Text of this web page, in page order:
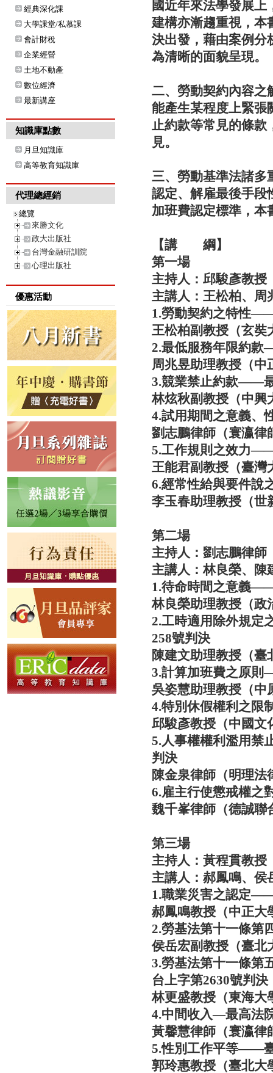
經典深化課
大學課堂/私慕課
會計財稅
企業經營
土地不動產
數位經濟
最新講座
知識庫點數
月旦知識庫
高等教育知識庫
代理總經銷
總覽
來勝文化
政大出版社
台灣金融研訓院
心理出版社
優惠活動
國近年來法學發展
建構亦漸趨重視，本
決出發，藉由案例分
為清晰的面貌呈現。
二、勞動契約內容之
能產生某程度上緊張
止約款等常見的條款
見。
三、勞動基準法諸多
認定、解雇最後手段
加班費認定標準，本
【講 綱】
第一場
主持人：邱駿彥教授
主講人：王松柏、周
1.勞動契約之特性
王松柏副教授（玄奘
2.最低服務年限約款
周兆昱助理教授（中
3.競業禁止約款——
林炫秋副教授（中興
4.試用期間之意義、
劉志鵬律師（寰瀛律
5.工作規則之效力
王能君副教授（臺灣
6.經常性給與要件說
李玉春助理教授（世
第二場
主持人：劉志鵬律師
主講人：林良榮、陳
1.待命時間之意義
林良榮助理教授（政
2.工時適用除外規定
258號判決
陳建文助理教授（
3.計算加班費之原則
吳姿慧助理教授（中
4.特別休假權利之限
邱駿彥教授（中國文
5.人事權權利濫用禁
判決
陳金泉律師（明理法
6.雇主行使懲戒權之
魏千峯律師（德誠聯
第三場
主持人：黃程貫教授
主講人：郝鳳鳴、侯
1.職業災害之認定
郝鳳鳴教授（中正大
2.勞基法第十一條第
侯岳宏副教授（臺北
3.勞基法第十一條第
台上字第2630號判決
林更盛教授（東海大
4.中間收入—最高法
黃馨慧律師（寰瀛律
5.性別工作平等——
郭玲惠教授（臺北大